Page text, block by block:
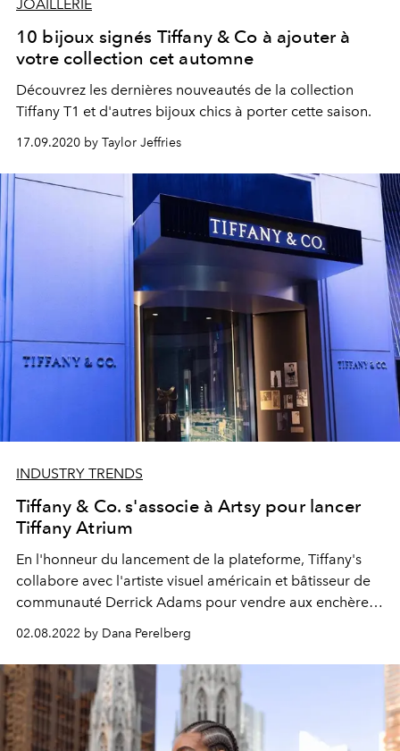
JOAILLERIE
10 bijoux signés Tiffany & Co à ajouter à
votre collection cet automne
Découvrez les dernières nouveautés de la collection
Tiffany T1 et d'autres bijoux chics à porter cette saison.
17.09.2020 by Taylor Jeffries
INDUSTRY TRENDS
Tiffany & Co. s'associe à Artsy pour lancer
Tiffany Atrium
En l'honneur du lancement de la plateforme, Tiffany's
collabore avec l'artiste visuel américain et bâtisseur de
communauté Derrick Adams pour vendre aux enchères
02.08.2022 by Dana Perelberg